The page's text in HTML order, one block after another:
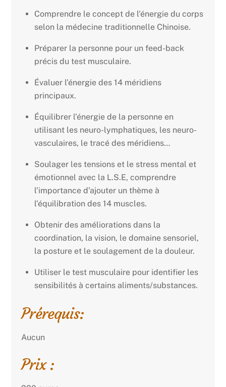
Comprendre le concept de l’énergie du corps
selon la médecine traditionnelle Chinoise.
Préparer la personne pour un feed-back
précis du test musculaire.
Évaluer l’énergie des 14 méridiens
principaux.
Équilibrer l’énergie de la personne en
utilisant les neuro-lymphatiques, les neuro-
vasculaires, le tracé des méridiens…
Soulager les tensions et le stress mental et
émotionnel avec la L.S.E, comprendre
l’importance d’ajouter un thème à
l’équilibration des 14 muscles.
Obtenir des améliorations dans la
coordination, la vision, le domaine sensoriel,
la posture et le soulagement de la douleur.
Utiliser le test musculaire pour identifier les
sensibilités à certains aliments/substances.
Prérequis:
Aucun
Prix :